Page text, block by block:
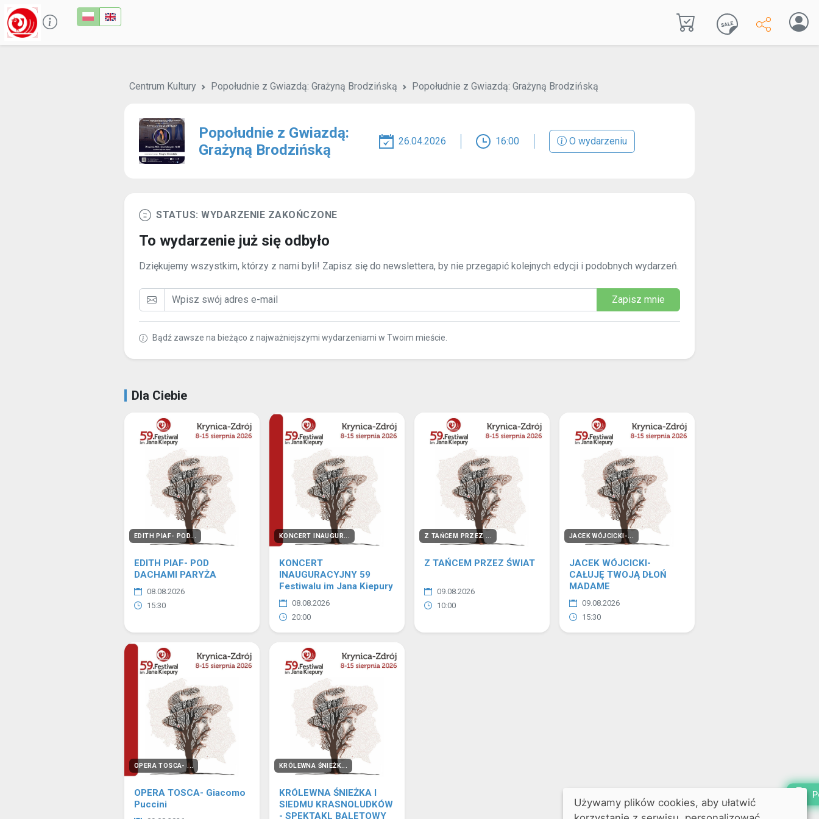
Centrum Kultury Popołudnie z Gwiazdą: Grażyną Brodzińską Popołudnie z Gwiazdą: Grażyną Brodzińską
Popołudnie z Gwiazdą:
Grażyną Brodzińską
26.04.2026 16:00 O wydarzeniu
STATUS: WYDARZENIE ZAKOŃCZONE
To wydarzenie już się odbyło
Dziękujemy wszystkim, którzy z nami byli! Zapisz się do newslettera, by nie przegapić kolejnych edycji i podobnych wydarzeń.
Zapisz mnie
Bądź zawsze na bieżąco z najważniejszymi wydarzeniami w Twoim mieście.
Dla Ciebie
EDITH PIAF- POD...
EDITH PIAF- POD
DACHAMI PARYŻA
08.08.2026
15:30
KONCERT INAUGUR...
KONCERT
INAUGURACYJNY 59
Festiwalu im Jana Kiepury
08.08.2026
20:00
Z TAŃCEM PRZEZ ...
Z TAŃCEM PRZEZ ŚWIAT
09.08.2026
10:00
JACEK WÓJCICKI-...
JACEK WÓJCICKI-
CAŁUJĘ TWOJĄ DŁOŃ
MADAME
09.08.2026
15:30
OPERA TOSCA- ...
OPERA TOSCA- Giacomo
Puccini
KRÓLEWNA ŚNIEŻK...
KRÓLEWNA ŚNIEŻKA I
SIEDMU KRASNOLUDKÓW
- SPEKTAKL BALETOWY
Używamy plików cookies, aby ułatwić